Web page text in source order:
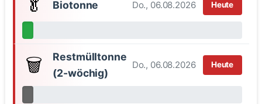
🥬 Biotonne Do., 06.08.2026 Heute
🗑️
Restmülltonne
(2-wöchig)
Do., 06.08.2026 Heute